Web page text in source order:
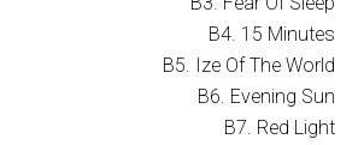
B4. 15 Minutes
B5. Ize Of The World
B6. Evening Sun
B7. Red Light